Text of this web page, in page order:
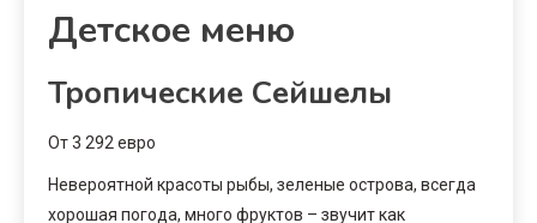
Детское меню
Тропические Сейшелы
От 3 292 евро
Невероятной красоты рыбы, зеленые острова, всегда
хорошая погода, много фруктов – звучит как